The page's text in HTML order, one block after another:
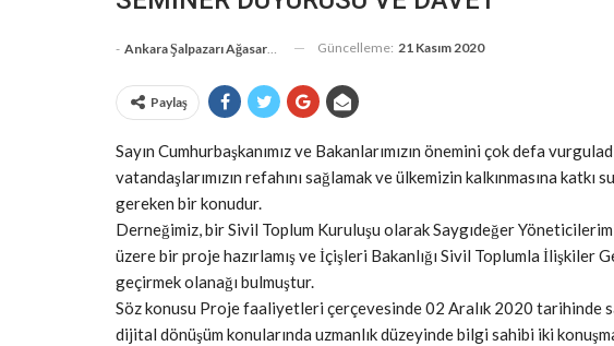
- Ankara Şalpazarı Ağasarlılar Eğitim Kültür Ve Dayanışma Derneği Güncelleme: 21 Kasım 2020
Paylaş
Sayın Cumhurbaşkanımız ve Bakanlarımızın önemini çok defa
vatandaşlarımızın refahını sağlamak ve ülkemizin kalkınmasına katkı
gereken bir konudur.
Derneğimiz, bir Sivil Toplum Kuruluşu olarak Saygıdeğer
üzere bir proje hazırlamış ve İçişleri Bakanlığı Sivil Toplumla İlişkiler
geçirmek olanağı bulmuştur.
Söz konusu Proje faaliyetleri çerçevesinde 02 Aralık 2020 tarihinde
dijital dönüşüm konularında uzmanlık düzeyinde bilgi sahibi iki